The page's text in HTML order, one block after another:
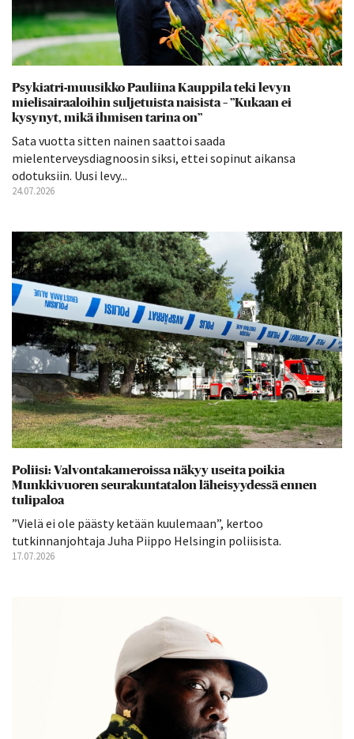
Psykiatri-muusikko Pauliina Kauppila teki levyn
mielisairaaloihin suljetuista naisista – ”Kukaan ei
kysynyt, mikä ihmisen tarina on”
Sata vuotta sitten nainen saattoi saada
mielenterveysdiagnoosin siksi, ettei sopinut aikansa
odotuksiin. Uusi levy...
24.07.2026
Poliisi: Valvontakameroissa näkyy useita poikia
Munkkivuoren seurakuntatalon läheisyydessä ennen
tulipaloa
”Vielä ei ole päästy ketään kuulemaan”, kertoo
tutkinnanjohtaja Juha Piippo Helsingin poliisista.
17.07.2026